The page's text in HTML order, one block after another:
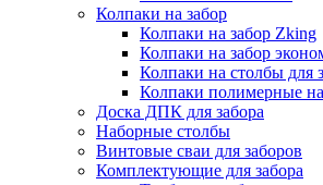
Колпаки на забор
Колпаки на забор Zking
Колпаки на забор
Колпаки на столбы для
Колпаки полимерные
Доска ДПК для забора
Наборные столбы
Винтовые сваи для заборов
Комплектующие для забора